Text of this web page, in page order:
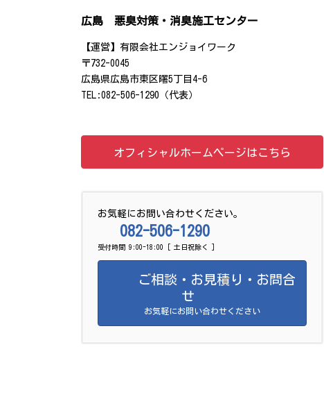
広島 悪臭対策・消臭施工センター
【運営】有限会社エンジョイワーク
〒732-0045
広島県広島市東区曙5丁目4-6
TEL:082-506-1290（代表）
オフィシャルホームページはこちら
お気軽にお問い合わせください。
082-506-1290
受付時間 9:00-18:00 [ 土日祝除く ]
ご相談・お見積り・お問合
せ
お気軽にお問い合わせください